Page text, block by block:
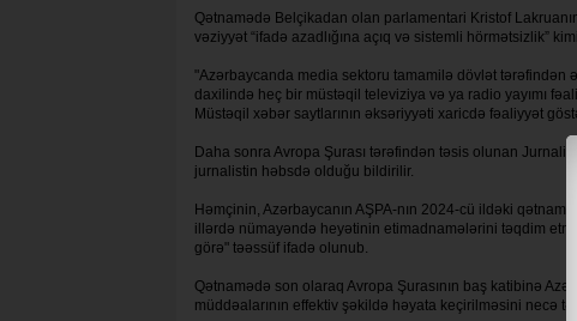
Qətnamədə Belçikadan olan parlamentari Kristof
vəziyyət “ifadə azadlığına açıq və sistemli hörmətsizlik”
"Azərbaycanda media sektoru tamamilə dövlət tərəfindən
daxilində heç bir müstəqil televiziya və ya radio yayımı
Müstəqil xəbər saytlarının əksəriyyəti xaricdə fəaliyyət
Daha sonra Avropa Şurası tərəfindən təsis olunan
jurnalistin həbsdə olduğu bildirilir.
Həmçinin, Azərbaycanın AŞPA-nın 2024-cü ildəki
illərdə nümayəndə heyətinin etimadnamələrini təqdim
görə" təəssüf ifadə olunub.
Qətnamədə son olaraq Avropa Şurasının baş katibinə
müddəalarının effektiv şəkildə həyata keçirilməsini necə